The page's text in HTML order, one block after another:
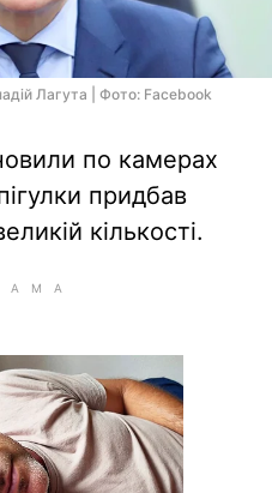
Лагута | Фото: Facebook
по камерах
придбав
кількості.